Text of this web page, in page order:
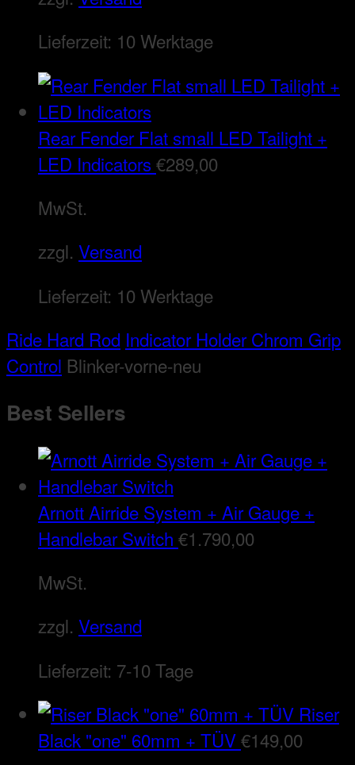
Lieferzeit: 10 Werktage
Rear Fender Flat small LED Tailight +
LED Indicators€289,00
MwSt.
zzgl. Versand
Lieferzeit: 10 Werktage
Ride Hard Rod Indicator Holder Chrom Grip
Control Blinker-vorne-neu
Best Sellers
Arnott Airride System + Air Gauge +
Handlebar Switch €1.790,00
MwSt.
zzgl. Versand
Lieferzeit: 7-10 Tage
Riser
Black "one" 60mm + TÜV€149,00